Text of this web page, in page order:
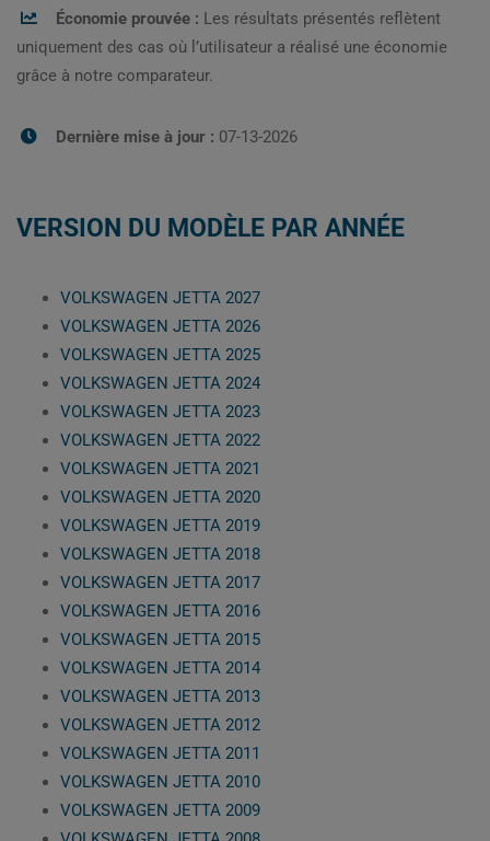
Économie prouvée : Les résultats présentés reflètent
uniquement des cas où l’utilisateur a réalisé une économie
grâce à notre comparateur.
Dernière mise à jour : 07-13-2026
VERSION DU MODÈLE PAR ANNÉE
VOLKSWAGEN JETTA 2027
VOLKSWAGEN JETTA 2026
VOLKSWAGEN JETTA 2025
VOLKSWAGEN JETTA 2024
VOLKSWAGEN JETTA 2023
VOLKSWAGEN JETTA 2022
VOLKSWAGEN JETTA 2021
VOLKSWAGEN JETTA 2020
VOLKSWAGEN JETTA 2019
VOLKSWAGEN JETTA 2018
VOLKSWAGEN JETTA 2017
VOLKSWAGEN JETTA 2016
VOLKSWAGEN JETTA 2015
VOLKSWAGEN JETTA 2014
VOLKSWAGEN JETTA 2013
VOLKSWAGEN JETTA 2012
VOLKSWAGEN JETTA 2011
VOLKSWAGEN JETTA 2010
VOLKSWAGEN JETTA 2009